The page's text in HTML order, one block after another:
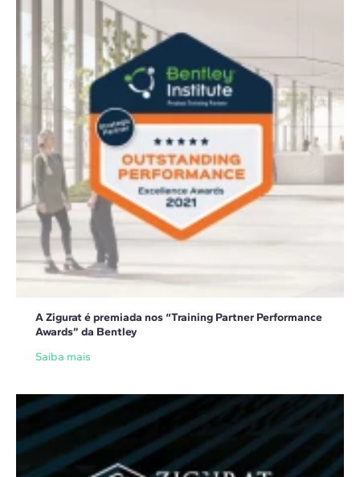
A Zigurat é premiada nos “Training Partner Performance
Awards” da Bentley
Saiba mais